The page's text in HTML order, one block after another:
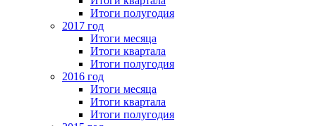
Итоги полугодия
2017 год
Итоги месяца
Итоги квартала
Итоги полугодия
2016 год
Итоги месяца
Итоги квартала
Итоги полугодия